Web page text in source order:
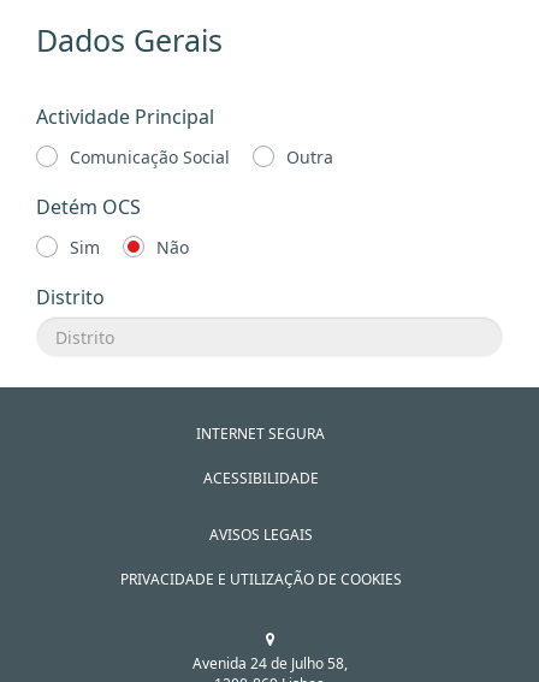
Dados Gerais
Actividade Principal
Comunicação Social Outra
Detém OCS
Sim Não
Distrito
INTERNET SEGURA
ACESSIBILIDADE
AVISOS LEGAIS
PRIVACIDADE E UTILIZAÇÃO DE COOKIES
Avenida 24 de Julho 58,